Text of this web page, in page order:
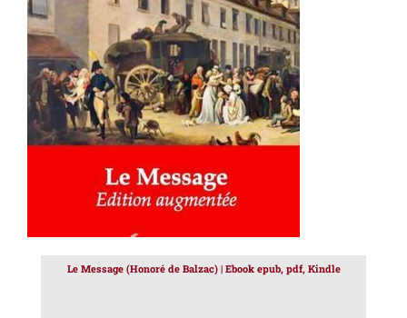
AJOUTER AU PANIER DÉTAILS
Le Message (Honoré de Balzac) | Ebook epub, pdf, Kindle